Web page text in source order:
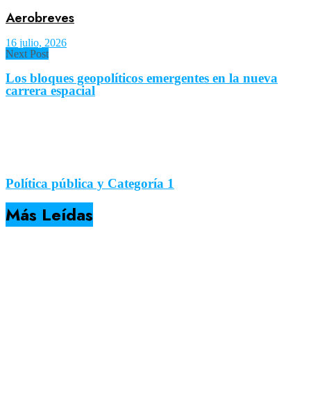
Aerobreves
16 julio, 2026
Next Post
Los bloques geopolíticos emergentes en la nueva
carrera espacial
Política pública y Categoría 1
Más Leídas